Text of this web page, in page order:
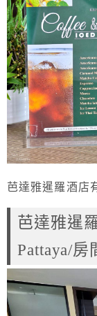
芭達雅暹羅酒店
芭達雅暹
Pattaya/房